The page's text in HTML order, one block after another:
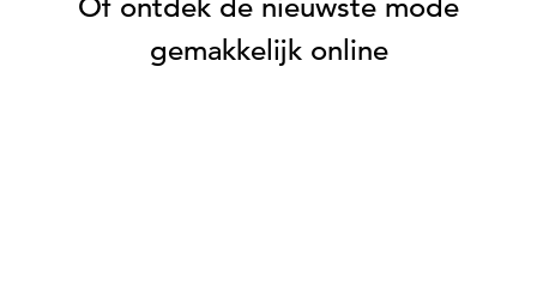
Of ontdek de nieuwste mode
gemakkelijk online